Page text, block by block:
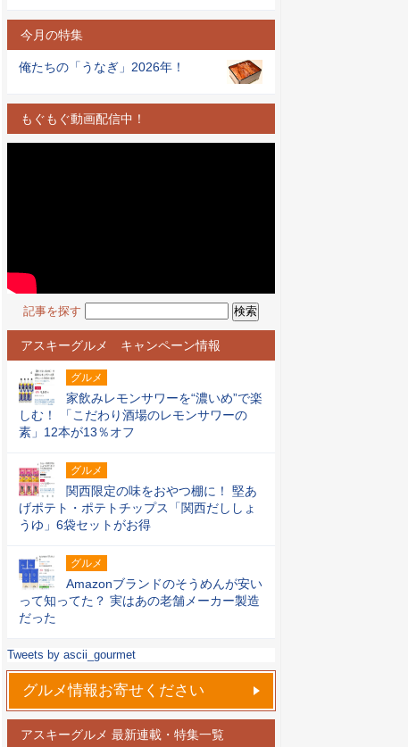
今月の特集
俺たちの「うなぎ」2026年！
もぐもぐ動画配信中！
記事を探す
アスキーグルメ キャンペーン情報
グルメ
家飲みレモンサワーを“濃いめ”で楽
しむ！ 「こだわり酒場のレモンサワーの
素」12本が13％オフ
グルメ
関西限定の味をおやつ棚に！ 堅あ
げポテト・ポテトチップス「関西だししょ
うゆ」6袋セットがお得
グルメ
Amazonブランドのそうめんが安い
って知ってた？ 実はあの老舗メーカー製造
だった
Tweets by ascii_gourmet
グルメ情報お寄せください
アスキーグルメ 最新連載・特集一覧